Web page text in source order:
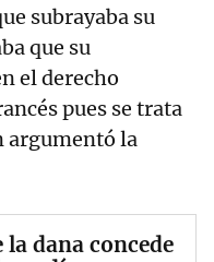
subrayaba su
que su
el derecho
pues se trata
argumentó la
la dana concede